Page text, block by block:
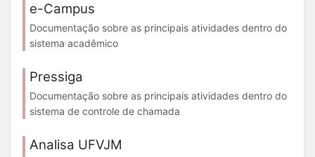
e-Campus
Documentação sobre as principais atividades dentro do
sistema acadêmico
Pressiga
Documentação sobre as principais atividades dentro do
sistema de controle de chamada
Analisa UFVJM